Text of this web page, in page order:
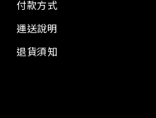
付款方式
運送說明
退貨須知